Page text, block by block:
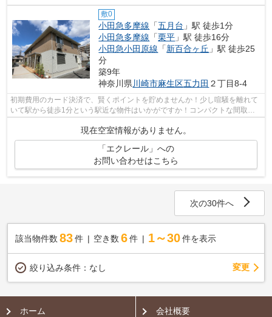
敷0
小田急多摩線 「五月台 」駅 徒歩1分
小田急多摩線 「栗平 」駅 徒歩16分
小田急小田原線 「新百合ヶ丘 」駅 徒歩25
分
築9年
神奈川県 川崎市麻生区五力田 ２丁目8-4
初期費用のカード決済で、賢くポイントを貯めませんか！少し喧騒を離れて
いて駅から徒歩1分という駅近な物件はいかがですか！コンパクトな間取り
で使い勝手のいいアパートになってます...
現在空室情報がありません。
「エクレール」への
お問い合わせはこちら
次の30件へ
該当物件数 83件 空き数 6 件 1～30 件を表示
絞り込み条件： なし 変更
ホーム 会社概要